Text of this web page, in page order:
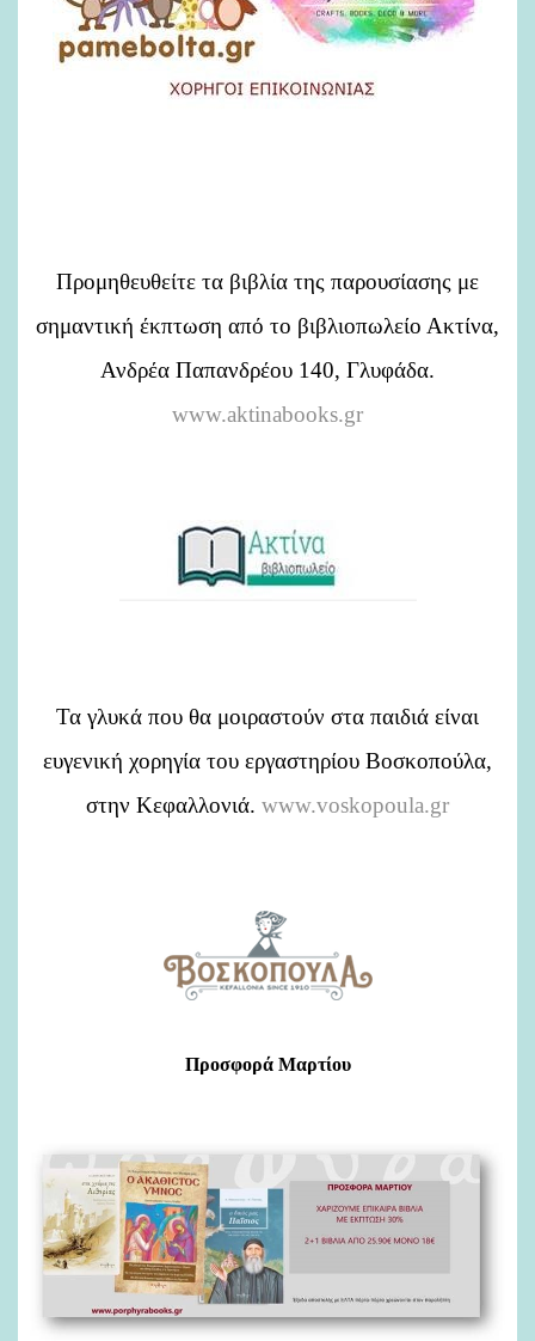
Προμηθευθείτε τα βιβλία της παρουσίασης με
σημαντική έκπτωση από το βιβλιοπωλείο Ακτίνα,
Ανδρέα Παπανδρέου 140, Γλυφάδα.
www.aktinabooks.gr
Τα γλυκά που θα μοιραστούν στα παιδιά είναι
ευγενική χορηγία του εργαστηρίου Βοσκοπούλα,
στην Κεφαλλονιά. www.voskopoula.gr
Προσφορά Μαρτίου